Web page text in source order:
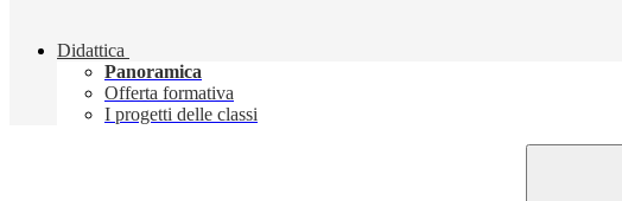
Didattica
Panoramica
Offerta formativa
I progetti delle classi